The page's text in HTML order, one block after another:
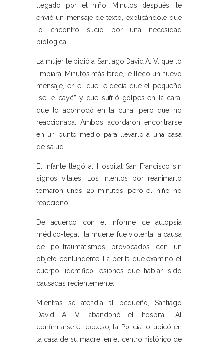
llegado por el niño. Minutos después, le
envió un mensaje de texto, explicándole que
lo encontró sucio por una necesidad
biológica.
La mujer le pidió a Santiago David A. V. que lo
limpiara. Minutos más tarde, le llegó un nuevo
mensaje, en el que le decía que el pequeño
“se le cayó” y que sufrió golpes en la cara,
que lo acomodó en la cuna, pero que no
reaccionaba. Ambos acordaron encontrarse
en un punto medio para llevarlo a una casa
de salud.
El infante llegó al Hospital San Francisco sin
signos vitales. Los intentos por reanimarlo
tomaron unos 20 minutos, pero el niño no
reaccionó.
De acuerdo con el informe de autopsia
médico-legal, la muerte fue violenta, a causa
de politraumatismos provocados con un
objeto contundente. La perita que examinó el
cuerpo, identificó lesiones que habían sido
causadas recientemente.
Mientras se atendía al pequeño, Santiago
David A. V. abandonó el hospital. Al
confirmarse el deceso, la Policía lo ubicó en
la casa de su madre, en el centro histórico de